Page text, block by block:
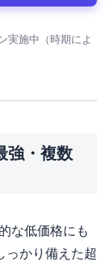
実施中（時期によ
強・複数
な低価格にも
っかり備えた超